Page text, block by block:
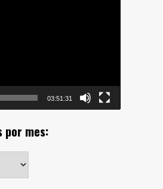
03:51:31
por mes: